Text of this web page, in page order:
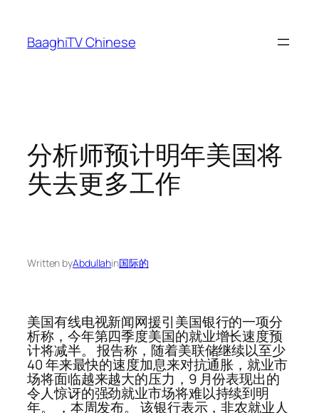
content
BaaghiTV Chinese
分析师预计明年美国将
失去更多工作
Written byAbdullahin国际的
美国有线电视新闻网援引美国银行的一项分
析称，今年第四季度美国的就业增长速度预
计将减半。 报告称，随着美联储继续以至少
40 年来最快的速度加息来对抗通胀，就业市
场将面临越来越大的压力，9 月份表现出的
令人惊讶的强劲就业市场将难以持续到明
年。 ，本周发布。 该银行表示，非农就业人